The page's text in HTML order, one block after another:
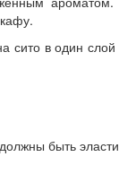
в один
быть